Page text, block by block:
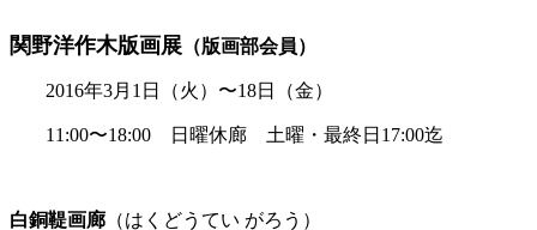
関野洋作木版画展 （版画部会員）
2016年3月1日（火）〜18日（金）
11:00〜18:00 日曜休廊 土曜・最終日17:00迄
白銅鞮画廊 （はくどうてい がろう）